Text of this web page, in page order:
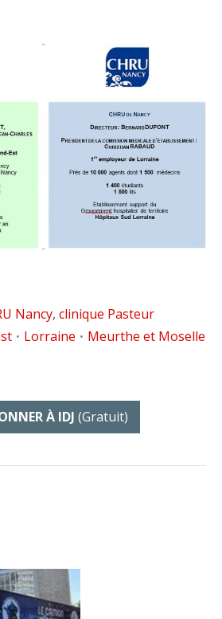
Nancy, clinique Pasteur
• Lorraine • Meurthe et Moselle
À IDJ (gratuit)